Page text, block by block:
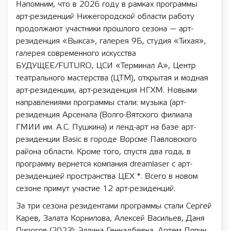
Напомним, что в 2026 году в рамках программы
арт-резиденций Нижегородской области работу
продолжают участники прошлого сезона — арт-
резиденция «Выкса», галерея 9Б, студия «Тихая»,
галерея современного искусства
БУДУЩЕЕ/FUTURO, ЦСИ «Терминал А», Центр
театрального мастерства (ЦТМ), открытая и модная
арт-резиденции, арт-резиденция НГХМ. Новыми
направлениями программы стали: музыка (арт-
резиденция Арсенала (Волго-Вятского филиала
ГМИИ им. А.С. Пушкина) и ленд-арт на базе арт-
резиденции Basic в городе Ворсме Павловского
района области. Кроме того, спустя два года, в
программу вернется компания dreamlaser с арт-
резиденцией пространства ЦЕХ *. Всего в новом
сезоне примут участие 12 арт-резиденций.
За три сезона резидентами программы стали Сергей
Карев, Залата Корнилова, Алексей Васильев, Даня